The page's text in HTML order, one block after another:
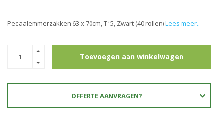
Pedaalemmerzakken 63 x 70cm, T15, Zwart (40 rollen)Lees meer..
Toevoegen aan winkelwagen
OFFERTE AANVRAGEN?